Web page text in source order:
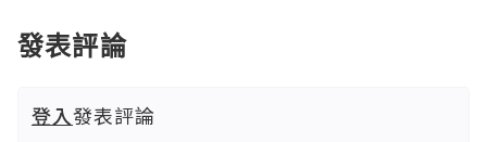
發表評論
登入發表評論